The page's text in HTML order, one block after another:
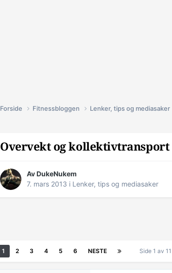
Forside Fitnessbloggen Lenker, tips og mediasaker
Overvekt og kollektivtransport
AvDukeNukem
7. mars 2013 i Lenker, tips og mediasaker
1 2 3 4 5 6 NESTE Side 1 av 11